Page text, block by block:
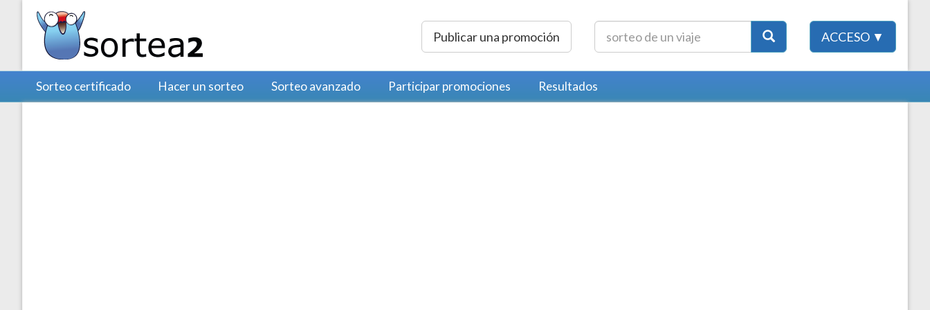
Publicar una promoción ACCESO ▼
Sorteo certificado Hacer un sorteo Sorteo avanzado Participar promociones Resultados